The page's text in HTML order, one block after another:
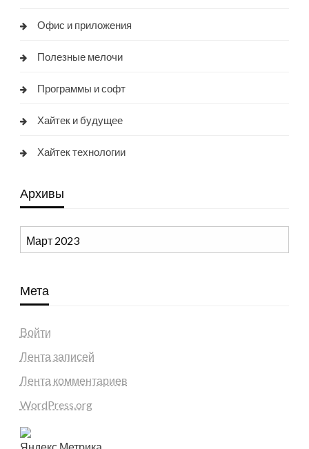
Офис и приложения
Полезные мелочи
Программы и софт
Хайтек и будущее
Хайтек технологии
Архивы
Архивы
Мета
Войти
Лента записей
Лента комментариев
WordPress.org